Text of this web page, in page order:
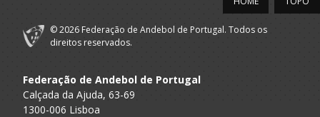
© 2026 Federação de Andebol de Portugal. Todos os
direitos reservados.
Federação de Andebol de Portugal
Calçada da Ajuda, 63-69
1300-006 Lisboa